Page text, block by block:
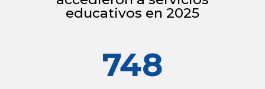
educativos en 2025
748